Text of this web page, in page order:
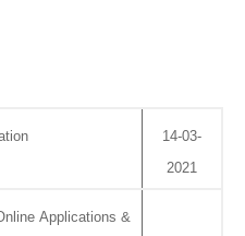
14-03-
2021
Applications &